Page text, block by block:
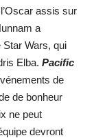
assis sur
a
Wars, qui
Elba. Pacific
de
de bonheur
ne peut
devront